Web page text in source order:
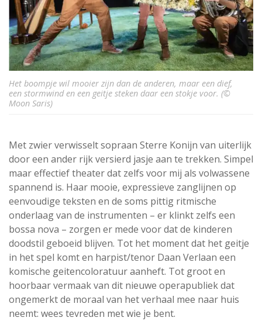
Het boompje wil mooier zijn dan de anderen, maar een dief,
een stormwind en een geitje steken daar een stokje voor. (©
Moon Saris)
Met zwier verwisselt sopraan Sterre Konijn van uiterlijk
door een ander rijk versierd jasje aan te trekken. Simpel
maar effectief theater dat zelfs voor mij als volwassene
spannend is. Haar mooie, expressieve zanglijnen op
eenvoudige teksten en de soms pittig ritmische
onderlaag van de instrumenten – er klinkt zelfs een
bossa nova – zorgen er mede voor dat de kinderen
doodstil geboeid blijven. Tot het moment dat het geitje
in het spel komt en harpist/tenor Daan Verlaan een
komische geitencoloratuur aanheft. Tot groot en
hoorbaar vermaak van dit nieuwe operapubliek dat
ongemerkt de moraal van het verhaal mee naar huis
neemt: wees tevreden met wie je bent.